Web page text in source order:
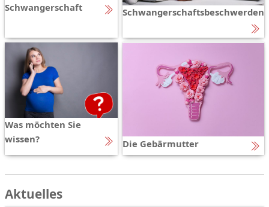
Schwangerschaft
Schwangerschaftsbeschwerden
Was möchten Sie
wissen?
Die Gebärmutter
Aktuelles